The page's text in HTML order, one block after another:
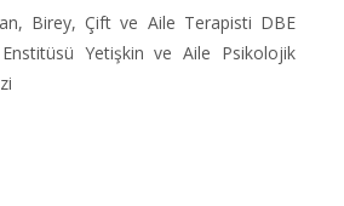
Birey, Çift ve Aile Terapisti DBE
Yetişkin ve Aile Psikolojik